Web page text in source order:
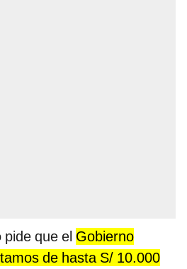
que el Gobierno
de hasta S/ 10.000